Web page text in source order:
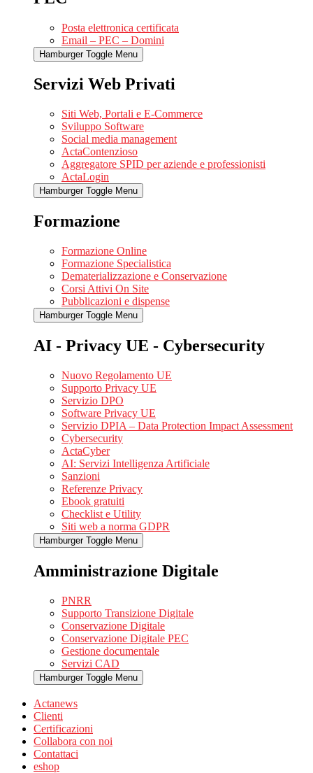
Posta elettronica certificata
Email – PEC – Domini
Hamburger Toggle Menu
Servizi Web Privati
Siti Web, Portali e E-Commerce
Sviluppo Software
Social media management
ActaContenzioso
Aggregatore SPID per aziende e professionisti
ActaLogin
Hamburger Toggle Menu
Formazione
Formazione Online
Formazione Specialistica
Dematerializzazione e Conservazione
Corsi Attivi On Site
Pubblicazioni e dispense
Hamburger Toggle Menu
AI - Privacy UE - Cybersecurity
Nuovo Regolamento UE
Supporto Privacy UE
Servizio DPO
Software Privacy UE
Servizio DPIA – Data Protection Impact Assessment
Cybersecurity
ActaCyber
AI: Servizi Intelligenza Artificiale
Sanzioni
Referenze Privacy
Ebook gratuiti
Checklist e Utility
Siti web a norma GDPR
Hamburger Toggle Menu
Amministrazione Digitale
PNRR
Supporto Transizione Digitale
Conservazione Digitale
Conservazione Digitale PEC
Gestione documentale
Servizi CAD
Hamburger Toggle Menu
Actanews
Clienti
Certificazioni
Collabora con noi
Contattaci
eshop